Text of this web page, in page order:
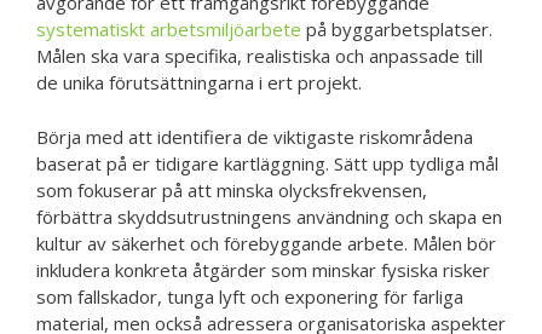
systematiskt arbetsmiljöarbete på byggarbetsplatser.
Målen ska vara specifika, realistiska och anpassade till
de unika förutsättningarna i ert projekt.
Börja med att identifiera de viktigaste riskområdena
baserat på er tidigare kartläggning. Sätt upp tydliga mål
som fokuserar på att minska olycksfrekvensen,
förbättra skyddsutrustningens användning och skapa en
kultur av säkerhet och förebyggande arbete. Målen bör
inkludera konkreta åtgärder som minskar fysiska risker
som fallskador, tunga lyft och exponering för farliga
material, men också adressera organisatoriska aspekter